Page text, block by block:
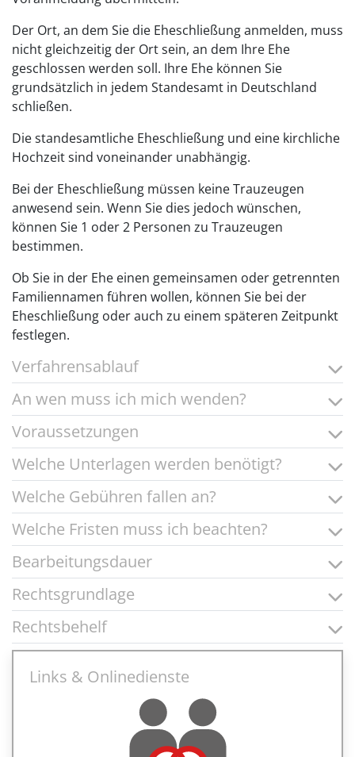
Der Ort, an dem Sie die Eheschließung anmelden, muss
nicht gleichzeitig der Ort sein, an dem Ihre Ehe
geschlossen werden soll. Ihre Ehe können Sie
grundsätzlich in jedem Standesamt in Deutschland
schließen.
Die standesamtliche Eheschließung und eine kirchliche
Hochzeit sind voneinander unabhängig.
Bei der Eheschließung müssen keine Trauzeugen
anwesend sein. Wenn Sie dies jedoch wünschen,
können Sie 1 oder 2 Personen zu Trauzeugen
bestimmen.
Ob Sie in der Ehe einen gemeinsamen oder getrennten
Familiennamen führen wollen, können Sie bei der
Eheschließung oder auch zu einem späteren Zeitpunkt
festlegen.
Verfahrensablauf
An wen muss ich mich wenden?
Voraussetzungen
Welche Unterlagen werden benötigt?
Welche Gebühren fallen an?
Welche Fristen muss ich beachten?
Bearbeitungsdauer
Rechtsgrundlage
Rechtsbehelf
Links & Onlinedienste